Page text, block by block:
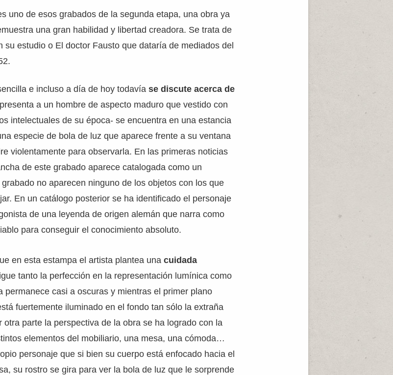
uno de esos grabados de la segunda etapa, una obra ya
una gran habilidad y libertad creadora. Se trata de
su estudio o El doctor Fausto que dataría de mediados del
e incluso a día de hoy todavíase discute acerca de
a un hombre de aspecto maduro que vestido con
intelectuales de su época- se encuentra en una estancia
especie de bola de luz que aparece frente a su ventana
violentamente para observarla. En las primeras noticias
de este grabado aparece catalogada como un
no aparecen ninguno de los objetos con los que
En un catálogo posterior se ha identificado el personaje
de una leyenda de origen alemán que narra como
para conseguir el conocimiento absoluto.
en esta estampa el artista plantea unacuidada
tanto la perfección en la representación lumínica como
permanece casi a oscuras y mientras el primer plano
fuertemente iluminado en el fondo tan sólo la extraña
parte la perspectiva de la obra se ha logrado con la
elementos del mobiliario, una mesa, una cómoda…
personaje que si bien su cuerpo está enfocado hacia el
su rostro se gira para ver la bola de luz que le sorprende